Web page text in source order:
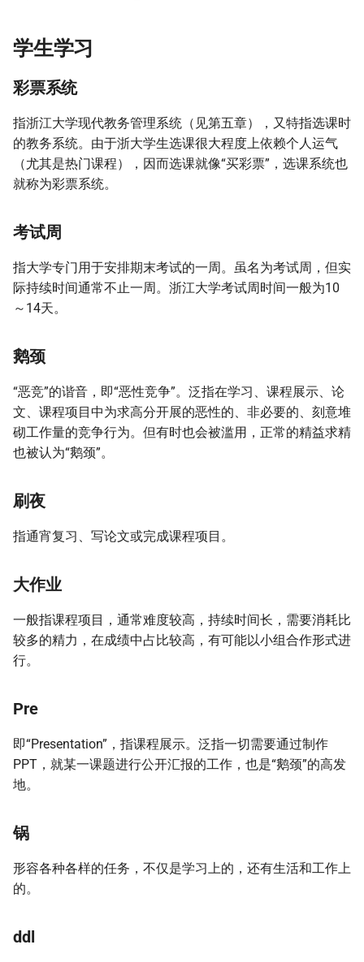
学生学习
彩票系统
指浙江大学现代教务管理系统（见第五章），又特指选课时
的教务系统。由于浙大学生选课很大程度上依赖个人运气
（尤其是热门课程），因而选课就像“买彩票”，选课系统也
就称为彩票系统。
考试周
指大学专门用于安排期末考试的一周。虽名为考试周，但实
际持续时间通常不止一周。浙江大学考试周时间一般为10
～14天。
鹅颈
“恶竞”的谐音，即“恶性竞争”。泛指在学习、课程展示、论
文、课程项目中为求高分开展的恶性的、非必要的、刻意堆
砌工作量的竞争行为。但有时也会被滥用，正常的精益求精
也被认为“鹅颈”。
刷夜
指通宵复习、写论文或完成课程项目。
大作业
一般指课程项目，通常难度较高，持续时间长，需要消耗比
较多的精力，在成绩中占比较高，有可能以小组合作形式进
行。
Pre
即“Presentation”，指课程展示。泛指一切需要通过制作
PPT，就某一课题进行公开汇报的工作，也是“鹅颈”的高发
地。
锅
形容各种各样的任务，不仅是学习上的，还有生活和工作上
的。
ddl